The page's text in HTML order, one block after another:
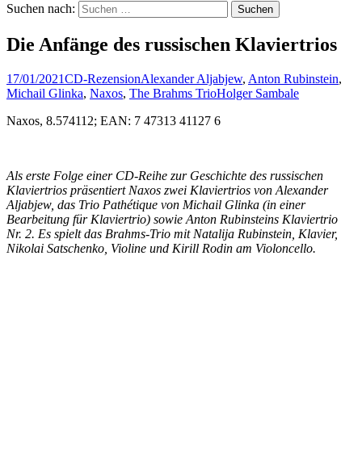
Suchen nach:
Die Anfänge des russischen Klaviertrios
17/01/2021CD-RezensionAlexander Aljabjew, Anton Rubinstein,
Michail Glinka, Naxos, The Brahms TrioHolger Sambale
Naxos, 8.574112; EAN: 7 47313 41127 6
Als erste Folge einer CD-Reihe zur Geschichte des russischen
Klaviertrios präsentiert Naxos zwei Klaviertrios von Alexander
Aljabjew, das Trio Pathétique von Michail Glinka (in einer
Bearbeitung für Klaviertrio) sowie Anton Rubinsteins Klaviertrio
Nr. 2. Es spielt das Brahms-Trio mit Natalija Rubinstein, Klavier,
Nikolai Satschenko, Violine und Kirill Rodin am Violoncello.